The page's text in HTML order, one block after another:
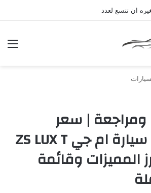
ان تتسع لعدد
ومراجعة | سعر
ومواصفات سيارة ام جي ZS LUX T
أبرز المميزات وقائمة